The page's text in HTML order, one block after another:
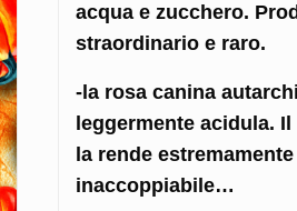
acqua e zucchero.
straordinario e raro.
-la rosa canina
leggermente acidula.
la rende
inaccoppiabile…